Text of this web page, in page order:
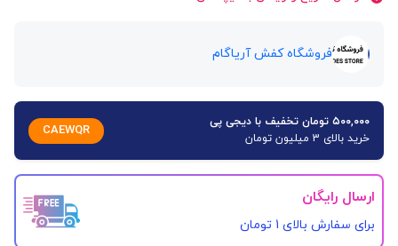
فروشگاه کفش آریاگام
۵۰۰,۰۰۰ تومان تخفیف با دیجی پی
خرید بالای 3 میلیون تومان
CAEWQR
ارسال رایگان
برای سفارش‌ بالای 1 تومان